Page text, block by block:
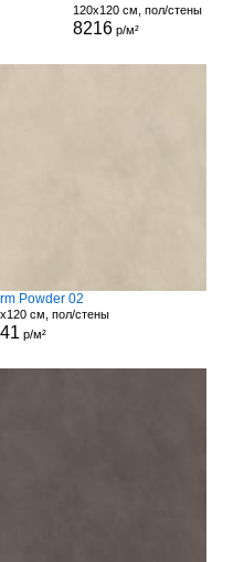
120x120 см, пол/стены
8216р/м²
Powder 02
см, пол/стены
р/м²